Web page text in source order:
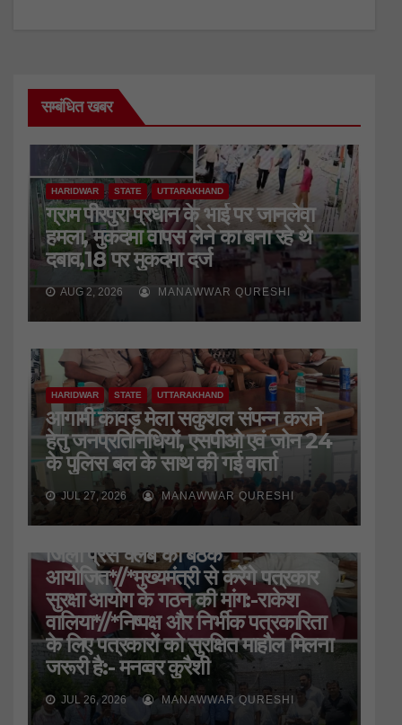
सम्बंधित खबर
HARIDWAR STATE UTTARAKHAND
ग्राम पीरपुरा प्रधान के भाई पर जानलेवा
हमला, मुकदमा वापस लेने का बना रहे थे
दबाव,18 पर मुकदमा दर्ज
AUG 2, 2026 MANAWWAR QURESHI
HARIDWAR STATE UTTARAKHAND
आगामी कावड़ मेला सकुशल संपन्न कराने
हेतु जनप्रतिनिधियों, एसपीओ एवं जोन 24
के पुलिस बल के साथ की गई वार्ता
JUL 27, 2026 MANAWWAR QURESHI
जिला प्रेस क्लब की बैठक
आयोजित*//*मुख्यमंत्री से करेंगे पत्रकार
सुरक्षा आयोग के गठन की मांग:-राकेश
वालिया*//*निष्पक्ष और निर्भीक पत्रकारिता
के लिए पत्रकारों को सुरक्षित माहौल मिलना
जरूरी है:- मनव्वर कुरैशी
JUL 26, 2026 MANAWWAR QURESHI